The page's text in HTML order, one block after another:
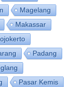
Magelang
Makassar
Padang
Pasar Kemis